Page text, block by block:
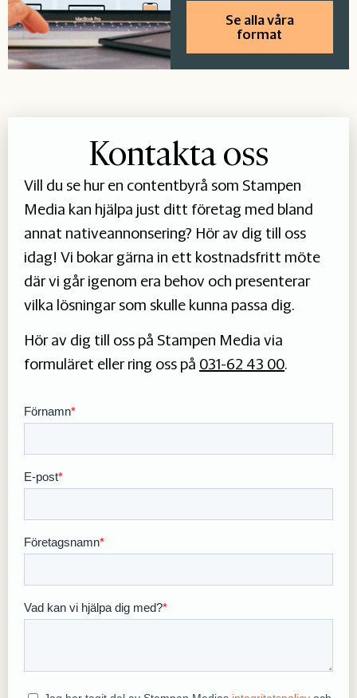
Se alla våra
format
Kontakta oss
Vill du se hur en contentbyrå som Stampen
Media kan hjälpa just ditt företag med bland
annat nativeannonsering? Hör av dig till oss
idag! Vi bokar gärna in ett kostnadsfritt möte
där vi går igenom era behov och presenterar
vilka lösningar som skulle kunna passa dig.
Hör av dig till oss på Stampen Media via
formuläret eller ring oss på 031-62 43 00.